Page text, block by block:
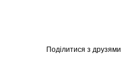
Поділитися з друзями